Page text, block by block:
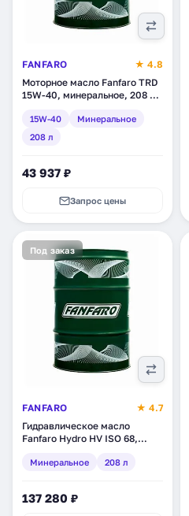
FANFARO
★ 4.8
Моторное масло Fanfaro TRD
15W-40, минеральное, 208 л
15W-40
Минеральное
208 л
43 937 ₽
Запрос цены
Под заказ
FANFARO
★ 4.7
Гидравлическое масло
Fanfaro Hydro HV ISO 68,
Минеральное 208 л
137 280 ₽